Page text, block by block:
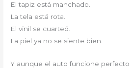
El tapiz está manchado.
La tela está rota.
El vinil se cuarteó.
La piel ya no se siente bien.
Y aunque el auto funcione perfecto,